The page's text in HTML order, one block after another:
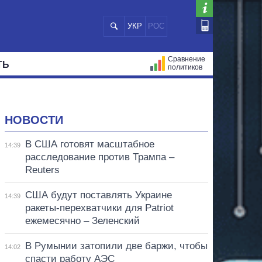
УКР РОС
Сравнение
политиков
НОВОСТИ
14:39
В США готовят масштабное
расследование против Трампа –
Reuters
14:39
США будут поставлять Украине
ракеты-перехватчики для Patriot
ежемесячно – Зеленский
14:02
В Румынии затопили две баржи, чтобы
спасти работу АЭС